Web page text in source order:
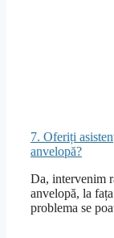
7. Oferiți
anvelopă?
Da, intervenim
anvelopă, la
problema se